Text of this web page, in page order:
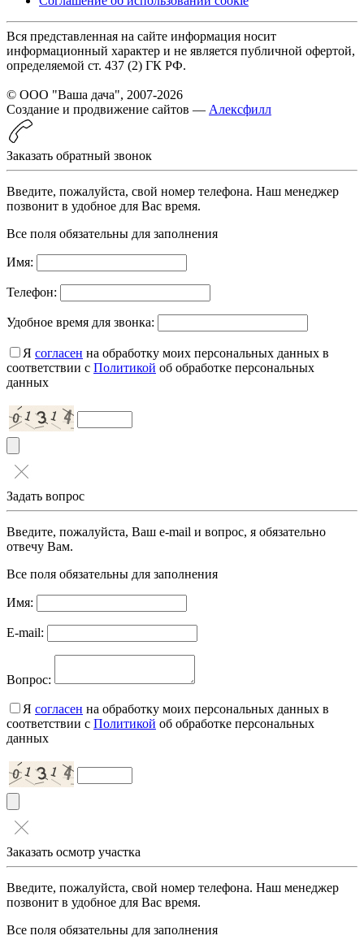
Вся представленная на сайте информация носит
информационный характер и не является публичной офертой,
определяемой ст. 437 (2) ГК РФ.
© ООО "Ваша дача", 2007-2026
Создание и продвижение сайтов — Алексфилл
Заказать обратный звонок
Введите, пожалуйста, свой номер телефона. Наш менеджер
позвонит в удобное для Вас время.
Все поля обязательны для заполнения
Имя:
Телефон:
Удобное время для звонка:
Я согласен на обработку моих персональных данных в
соответствии с Политикой об обработке персональных
данных
Задать вопрос
Введите, пожалуйста, Ваш e-mail и вопрос, я обязательно
отвечу Вам.
Все поля обязательны для заполнения
Имя:
E-mail:
Вопрос:
Я согласен на обработку моих персональных данных в
соответствии с Политикой об обработке персональных
данных
Заказать осмотр участка
Введите, пожалуйста, свой номер телефона. Наш менеджер
позвонит в удобное для Вас время.
Все поля обязательны для заполнения